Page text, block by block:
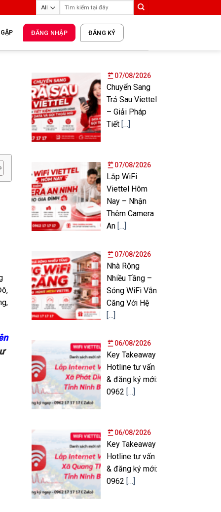
ĐĂNG NHẬP ĐĂNG KÝ
07/08/2026
Chuyển Sang
Trả Sau Viettel
– Giải Pháp
Tiết […]
07/08/2026
Lắp WiFi
Viettel Hôm
Nay – Nhận
Thêm Camera
An […]
07/08/2026
Nhà Rộng
Nhiều Tầng –
Sóng WiFi Vẫn
Căng Với Hệ
[…]
06/08/2026
Key Takeaway
Hotline tư vấn
& đăng ký mới:
0962 […]
06/08/2026
Key Takeaway
Hotline tư vấn
& đăng ký mới:
0962 […]